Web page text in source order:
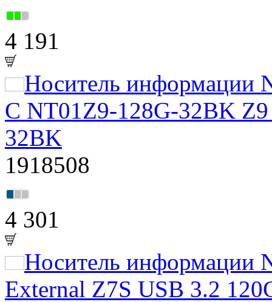
4 191
Носитель информации
C NT01Z9-128G-32BK
32BK
1918508
4 301
Носитель информации
External Z7S USB 3.2